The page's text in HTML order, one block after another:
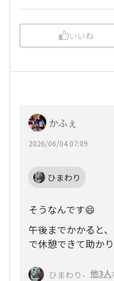
いいね
かふぇ
2026/06/04 07:09
ひまわり
そうなんです😄
午後までかかると
で休憩できて助か
ひまわり 、 他3人